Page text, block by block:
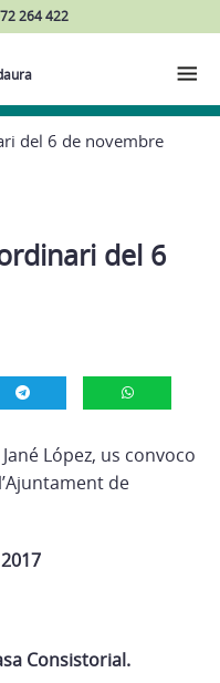
264 422
del 6 de novembre
del 6
López, us convoco
de
Consistorial.